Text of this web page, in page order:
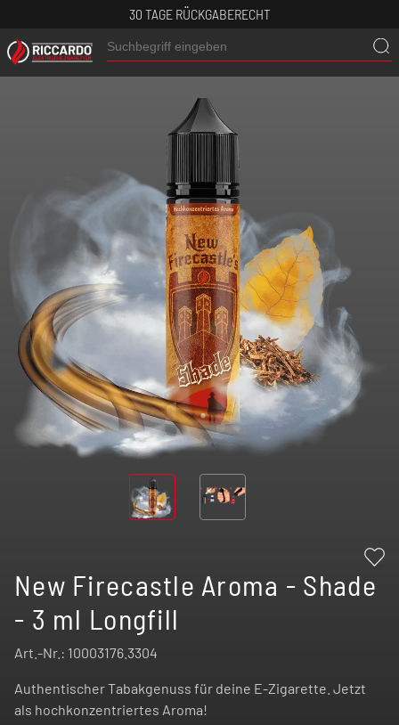
30 TAGE RÜCKGABERECHT
New Firecastle Aroma - Shade
- 3 ml Longfill
Art.-Nr.: 10003176.3304
Authentischer Tabakgenuss für deine E-Zigarette. Jetzt
als hochkonzentriertes Aroma!